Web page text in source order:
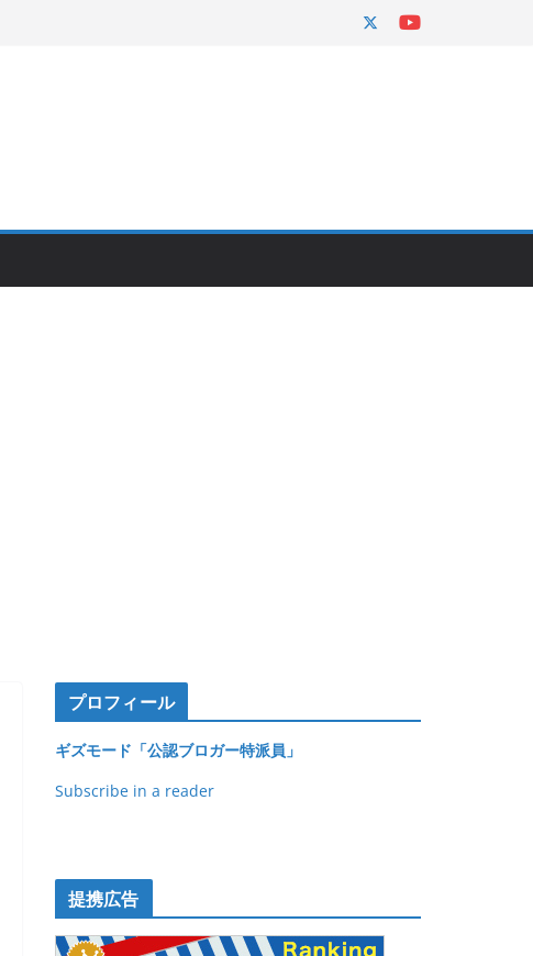
プロフィール
ギズモード「公認ブロガー特派員」
Subscribe in a reader
提携広告